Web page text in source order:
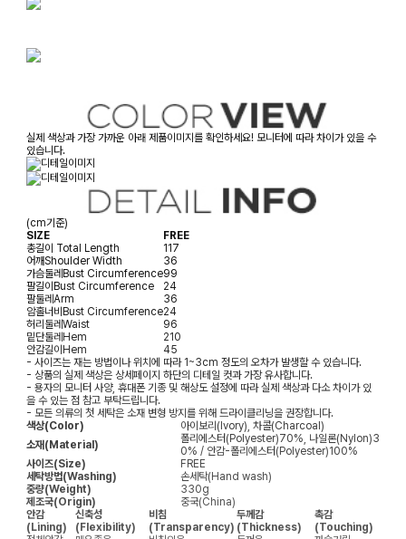
실제 색상과 가장 가까운 아래 제품이미지를 확인하세요! 모니터에 따라 차이가 있을 수
있습니다.
(cm기준)
SIZE
FREE
총길이 Total Length
117
어깨Shoulder Width
36
가슴둘레Bust Circumference99
팔길이Bust Circumference
24
팔둘레Arm
36
암홀너비Bust Circumference24
허리둘레Waist
96
밑단둘레Hem
210
안감길이Hem
45
- 사이즈는 재는 방법이나 위치에 따라 1~3cm 정도의 오차가 발생할 수 있습니다.
- 상품의 실제 색상은 상세페이지 하단의 디테일 컷과 가장 유사합니다.
- 용자의 모니터 사양, 휴대폰 기종 및 해상도 설정에 따라 실제 색상과 다소 차이가 있
을 수 있는 점 참고 부탁드립니다.
- 모든 의류의 첫 세탁은 소재 변형 방지를 위해 드라이클리닝을 권장합니다.
색상(Color)
아이보리(Ivory), 차콜(Charcoal)
소재(Material)
폴리에스터(Polyester)70%, 나일론(Nylon)3
0% / 안감-폴리에스터(Polyester)100%
사이즈(Size)
FREE
세탁방법(Washing)
손세탁(Hand wash)
중량(Weight)
330g
제조국(Origin)
중국(China)
안감
(Lining)
신축성
(Flexibility)
비침
(Transparency)
두께감
(Thickness)
촉감
(Touching)